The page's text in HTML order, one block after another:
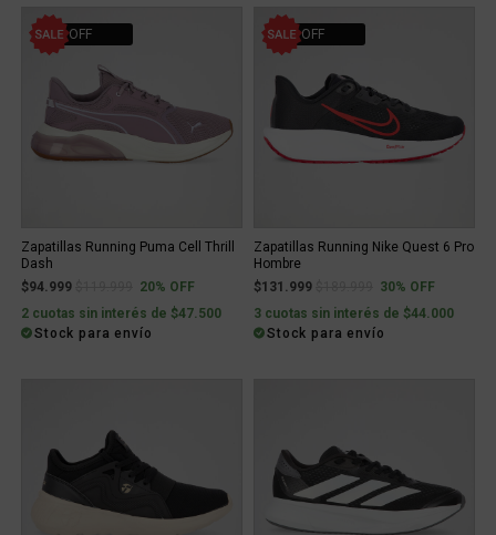
20% OFF
Zapatillas Running Puma Cell Thrill
Dash
$94.999
Price reduced from
to20% OFF
2 cuotas sin interés de $47.500
Stock para envío
30% OFF
Zapatillas Running Nike Quest 6 Pro
Hombre
$131.999
Price reduced from
to30% OFF
3 cuotas sin interés de $44.000
Stock para envío